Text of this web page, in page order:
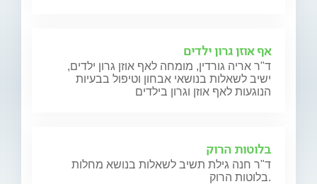
אף אוזן גרון ילדים
ד"ר אריה גורדין, מומחה לאף אוזן גרון ילדים,
ישיב לשאלות בנושאי אבחון וטיפול בבעיות
הנוגעות לאף אוזן וגרון בילדים
בלוטות הרוק
ד"ר חנה גילת תשיב לשאלות בנושא מחלות
בלוטות הרוק.